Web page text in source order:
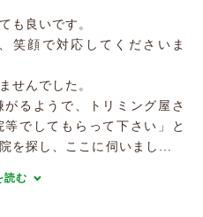
も良いです。
笑顔で対応してくださいま
せんでした。
るようで、トリミング屋さ
でしてもらって下さい」と
を探し、ここに伺いまし...
読む